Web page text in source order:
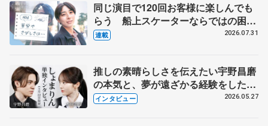
同じ演目で120回お客様に楽しんでも
らう 船上スケーターならではの困難
とは 影響あったPIW前キャプテン松
連載 2026.07.31
推しの素晴らしさを伝えたい宇野昌磨
の本気と、夢が遠ざかる経験をした本
田真凜の覚悟
インタビュー 2026.05.27